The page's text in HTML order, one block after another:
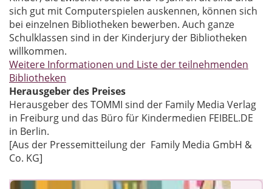
sich gut mit Computerspielen auskennen, können sich
bei einzelnen Bibliotheken bewerben. Auch ganze
Schulklassen sind in der Kinderjury der Bibliotheken
willkommen.
Weitere Informationen und Liste der teilnehmenden
Bibliotheken
Herausgeber des Preises
Herausgeber des TOMMI sind der Family Media Verlag
in Freiburg und das Büro für Kindermedien FEIBEL.DE
in Berlin.
[Aus der Pressemitteilung der Family Media GmbH &
Co. KG]